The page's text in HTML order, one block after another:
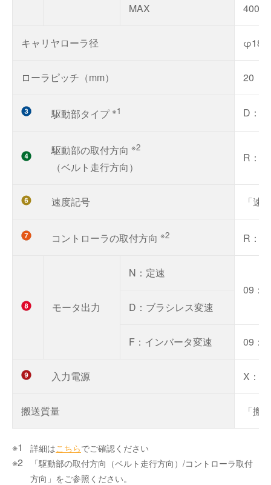
MAX 400
キャリヤローラ径 φ18
ローラピッチ（mm） 20
駆動部タイプ※1 D：
駆動部の取付方向 ※2
（ベルト走行方向）
R：
速度記号 「速
コントローラの取付方向 ※2 R：
モータ出力
N：定速
09：
D：ブラシレス変速
F：インバータ変速 09：
入力電源 X：
搬送質量 「搬
詳細はこちらでご確認ください
「駆動部の取付方向（ベルト走行方向）/コントローラ取付
方向」をご参照ください。